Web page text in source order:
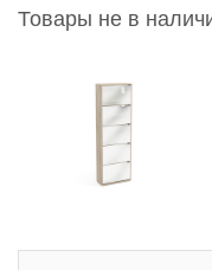
Товары не в